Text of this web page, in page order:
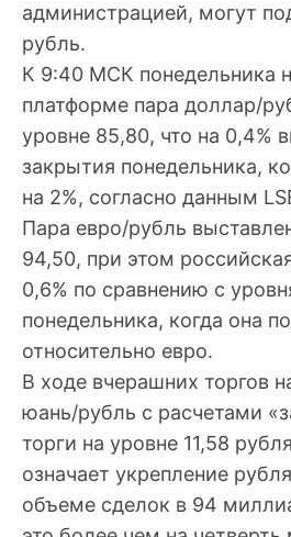
администрацией, могут
рубль.
К 9:40 МСК понедельника
платформе пара доллар/
уровне 85,80, что на 0,4%
закрытия понедельника,
на 2%, согласно данным
Пара евро/рубль
94,50, при этом
0,6% по сравнению с
понедельника, когда она
относительно евро.
В ходе вчерашних торгов
юань/рубль с расчетами
торги на уровне 11,58
означает укрепление
объеме сделок в 94